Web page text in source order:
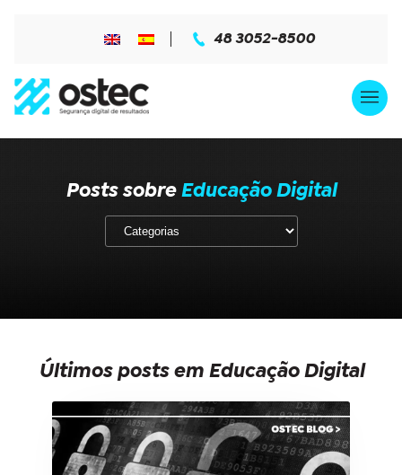
48 3052-8500
Posts sobre Educação Digital
Últimos posts em Educação Digital